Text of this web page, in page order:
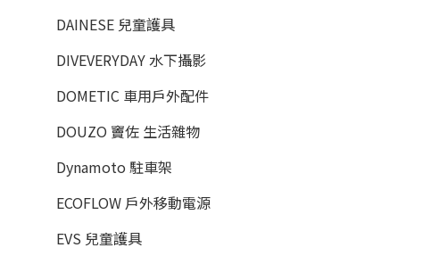
DAINESE 兒童護具
DIVEVERYDAY 水下攝影
DOMETIC 車用戶外配件
DOUZO 竇佐 生活雜物
Dynamoto 駐車架
ECOFLOW 戶外移動電源
EVS 兒童護具